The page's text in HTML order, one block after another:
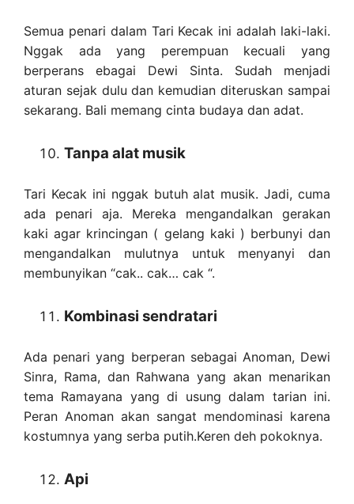
Semua penari dalam Tari Kecak ini adalah laki-laki.
Nggak ada yang perempuan kecuali yang
berperans ebagai Dewi Sinta. Sudah menjadi
aturan sejak dulu dan kemudian diteruskan sampai
sekarang. Bali memang cinta budaya dan adat.
Tanpa alat musik
Tari Kecak ini nggak butuh alat musik. Jadi, cuma
ada penari aja. Mereka mengandalkan gerakan
kaki agar krincingan ( gelang kaki ) berbunyi dan
mengandalkan mulutnya untuk menyanyi dan
membunyikan “cak.. cak… cak “.
Kombinasi sendratari
Ada penari yang berperan sebagai Anoman, Dewi
Sinra, Rama, dan Rahwana yang akan menarikan
tema Ramayana yang di usung dalam tarian ini.
Peran Anoman akan sangat mendominasi karena
kostumnya yang serba putih.Keren deh pokoknya.
Api